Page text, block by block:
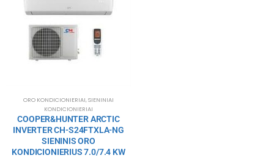
ORO KONDICIONIERIAI,SIENINIAI
KONDICIONIERIAI
COOPER&HUNTER ARCTIC
INVERTER CH-S24FTXLA-NG
SIENINIS ORO
KONDICIONIERIUS 7.0/7.4 KW